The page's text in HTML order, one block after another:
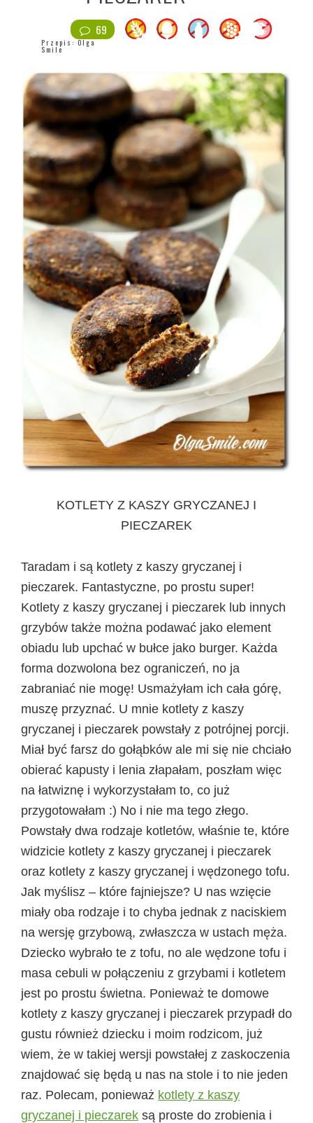
69
Przepis:Olga
Smile
KOTLETY Z KASZY GRYCZANEJ I
PIECZAREK
Taradam i są kotlety z kaszy gryczanej i
pieczarek. Fantastyczne, po prostu super!
Kotlety z kaszy gryczanej i pieczarek lub innych
grzybów także można podawać jako element
obiadu lub upchać w bułce jako burger. Każda
forma dozwolona bez ograniczeń, no ja
zabraniać nie mogę! Usmażyłam ich cała górę,
muszę przyznać. U mnie kotlety z kaszy
gryczanej i pieczarek powstały z potrójnej porcji.
Miał być farsz do gołąbków ale mi się nie chciało
obierać kapusty i lenia złapałam, poszłam więc
na łatwiznę i wykorzystałam to, co już
przygotowałam :) No i nie ma tego złego.
Powstały dwa rodzaje kotletów, właśnie te, które
widzicie kotlety z kaszy gryczanej i pieczarek
oraz kotlety z kaszy gryczanej i wędzonego tofu.
Jak myślisz – które fajniejsze? U nas wzięcie
miały oba rodzaje i to chyba jednak z naciskiem
na wersję grzybową, zwłaszcza w ustach męża.
Dziecko wybrało te z tofu, no ale wędzone tofu i
masa cebuli w połączeniu z grzybami i kotletem
jest po prostu świetna. Ponieważ te domowe
kotlety z kaszy gryczanej i pieczarek przypadł do
gustu również dziecku i moim rodzicom, już
wiem, że w takiej wersji powstałej z zaskoczenia
znajdować się będą u nas na stole i to nie jeden
raz. Polecam, ponieważ kotlety z kaszy
gryczanej i pieczarek są proste do zrobienia i